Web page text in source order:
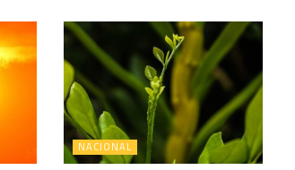
NACIONAL